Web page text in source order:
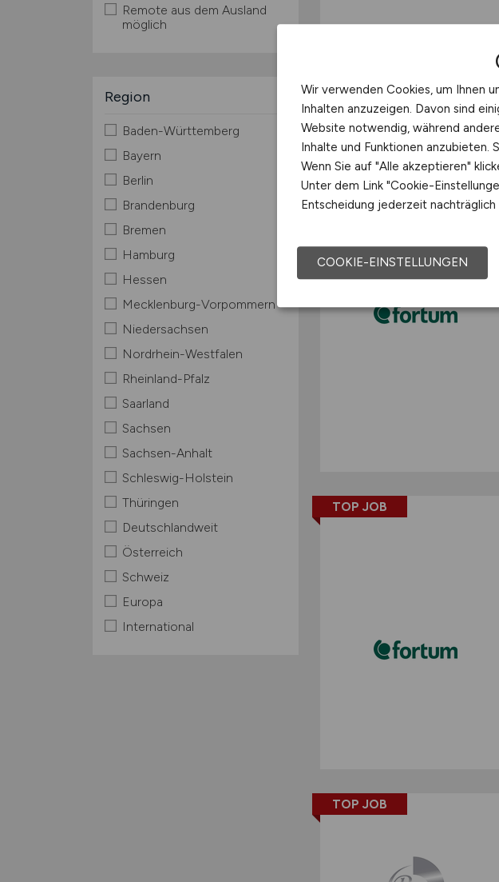
Remote aus dem Ausland
möglich
Region
Baden-Württemberg
Bayern
Berlin
Brandenburg
Bremen
Hamburg
Hessen
Mecklenburg-Vorpommern
Niedersachsen
Nordrhein-Westfalen
Rheinland-Pfalz
Saarland
Sachsen
Sachsen-Anhalt
Schleswig-Holstein
Thüringen
Deutschlandweit
Österreich
Schweiz
Europa
International
TOP JOB
TOP JOB
TOP JOB
Wir verwenden Cookies, um Ihnen
Inhalten anzuzeigen. Davon sind
Website notwendig, während
Inhalte und Funktionen anzubieten.
Wenn Sie auf "Alle akzeptieren"
Unter dem Link "Cookie-
Entscheidung jederzeit
COOKIE-EINSTELLUNGEN